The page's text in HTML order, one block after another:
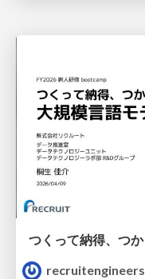
recruitengineers